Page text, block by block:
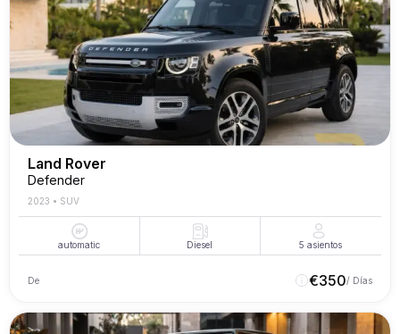
Land Rover
Defender
2023 • SUV
automatic Diesel 5 asientos
De €350/ Días